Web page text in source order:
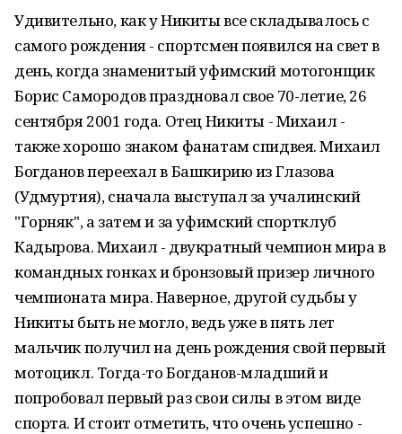
Удивительно, как у Никиты все складывалось с
самого рождения - спортсмен появился на свет в
день, когда знаменитый уфимский мотогонщик
Борис Самородов праздновал свое 70-летие, 26
сентября 2001 года. Отец Никиты - Михаил -
также хорошо знаком фанатам спидвея. Михаил
Богданов переехал в Башкирию из Глазова
(Удмуртия), сначала выступал за учалинский
"Горняк", а затем и за уфимский спортклуб
Кадырова. Михаил - двукратный чемпион мира в
командных гонках и бронзовый призер личного
чемпионата мира. Наверное, другой судьбы у
Никиты быть не могло, ведь уже в пять лет
мальчик получил на день рождения свой первый
мотоцикл. Тогда-то Богданов-младший и
попробовал первый раз свои силы в этом виде
спорта. И стоит отметить, что очень успешно -